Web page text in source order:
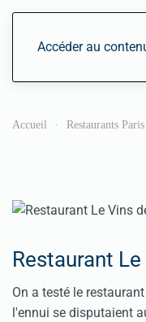
Accéder au
Accueil Restaurants Paris
Restaurant
On a testé le
l'ennui se disputaient